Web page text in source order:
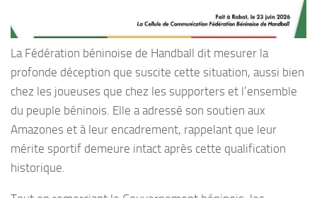
La Fédération béninoise de Handball dit mesurer la
profonde déception que suscite cette situation, aussi bien
chez les joueuses que chez les supporters et l’ensemble
du peuple béninois. Elle a adressé son soutien aux
Amazones et à leur encadrement, rappelant que leur
mérite sportif demeure intact après cette qualification
historique.